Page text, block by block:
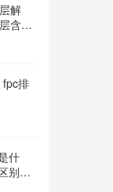
解
含
fpc排
什
别与